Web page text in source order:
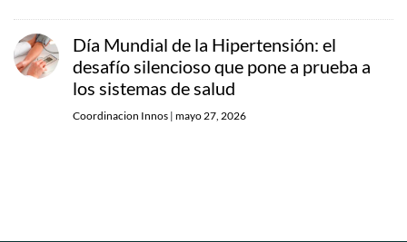
Día Mundial de la Hipertensión: el
desafío silencioso que pone a prueba a
los sistemas de salud
Coordinacion Innos | mayo 27, 2026